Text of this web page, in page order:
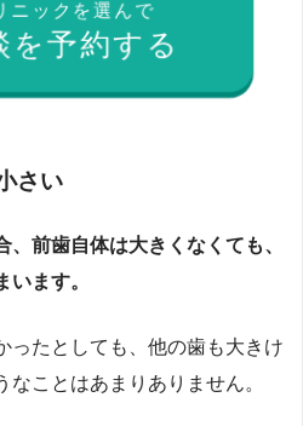
ニックを選んで
を予約する
さい
前歯自体は大きくなくても、
ます。
ったとしても、他の歯も大きけ
ことはあまりありません。